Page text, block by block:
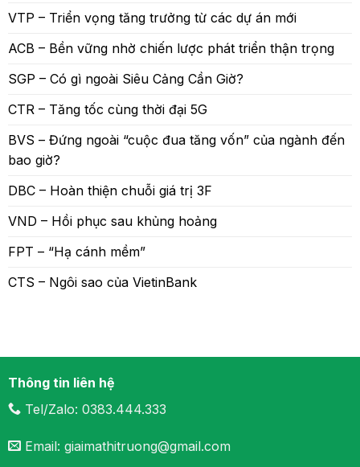
VTP – Triển vọng tăng trưởng từ các dự án mới
ACB – Bền vững nhờ chiến lược phát triển thận trọng
SGP – Có gì ngoài Siêu Cảng Cần Giờ?
CTR – Tăng tốc cùng thời đại 5G
BVS – Đứng ngoài “cuộc đua tăng vốn” của ngành đến
bao giờ?
DBC – Hoàn thiện chuỗi giá trị 3F
VND – Hồi phục sau khủng hoảng
FPT – “Hạ cánh mềm”
CTS – Ngôi sao của VietinBank
Thông tin liên hệ
Tel/Zalo: 0383.444.333
Email: giaimathitruong@gmail.com